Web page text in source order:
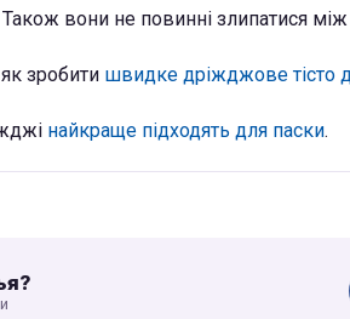
Також вони не повинні злипатися
зробити швидке дріжджове тісто
найкраще підходять для паски.